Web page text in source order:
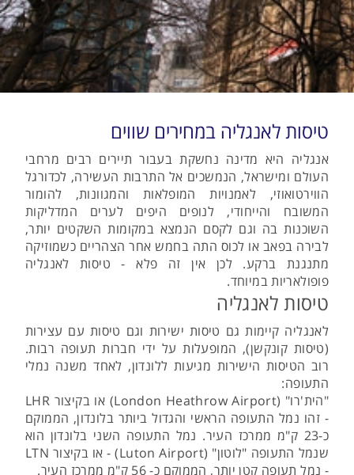
טיסות לאנגליה במחירים שווים
אנגליה היא מדינה נחשקת בעבור תיירים רבים מרחבי
העולם ומישראל, הנמשכים אל התרבות העשירה, לכדורגל
הווירטואוזי, לאמנויות המופלאות והמגוונות, להומור
המשובח והייחודי, לנופים היפים לערים המדליקות
השוכנות בה וגם לקסם הנמצא במקומות השקטים יותר,
לבירה בפאב או לכוס התה בחמש אחר הצהריים כשמוזיקה
מתנגנת ברקע. לכן אין זה פלא - טיסות לאנגליה
פופולאריות במיוחד.
טיסות לאנגליה
לאנגליה קיימות גם טיסות ישירות וגם טיסות עם עצירות
(טיסות קונקשן), המופעלות על ידי חברות תעופה רבות.
רוב הטיסות הישירות מגיעות ללונדון, לאחד משנה נמלי
התעופה:
"הית'רו" (London Heathrow Airport) או בקיצור LHR
- זהו נמל התעופה הראשי והגדול ביותר בלונדון, הממוקם
כ-23 ק"מ ממרכז העיר. נמל התעופה השני בלונדון הוא
שנמל התעופה "לוטון" (Luton Airport) - או בקיצור LTN
- נמל תעופה קטן יותר, הממוקם כ- 56 ק"מ ממרכז העיר.